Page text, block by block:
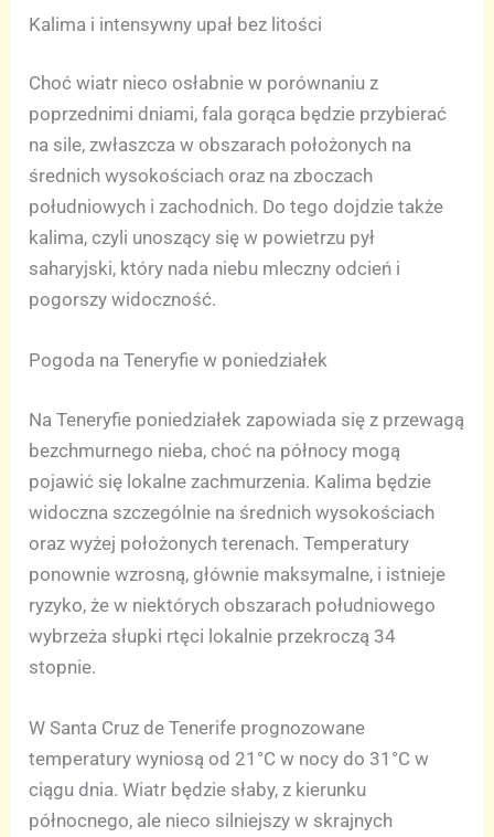
Kalima i intensywny upał bez litości
Choć wiatr nieco osłabnie w porównaniu z
poprzednimi dniami, fala gorąca będzie przybierać
na sile, zwłaszcza w obszarach położonych na
średnich wysokościach oraz na zboczach
południowych i zachodnich. Do tego dojdzie także
kalima, czyli unoszący się w powietrzu pył
saharyjski, który nada niebu mleczny odcień i
pogorszy widoczność.
Pogoda na Teneryfie w poniedziałek
Na Teneryfie poniedziałek zapowiada się z przewagą
bezchmurnego nieba, choć na północy mogą
pojawić się lokalne zachmurzenia. Kalima będzie
widoczna szczególnie na średnich wysokościach
oraz wyżej położonych terenach. Temperatury
ponownie wzrosną, głównie maksymalne, i istnieje
ryzyko, że w niektórych obszarach południowego
wybrzeża słupki rtęci lokalnie przekroczą 34
stopnie.
W Santa Cruz de Tenerife prognozowane
temperatury wyniosą od 21°C w nocy do 31°C w
ciągu dnia. Wiatr będzie słaby, z kierunku
północnego, ale nieco silniejszy w skrajnych